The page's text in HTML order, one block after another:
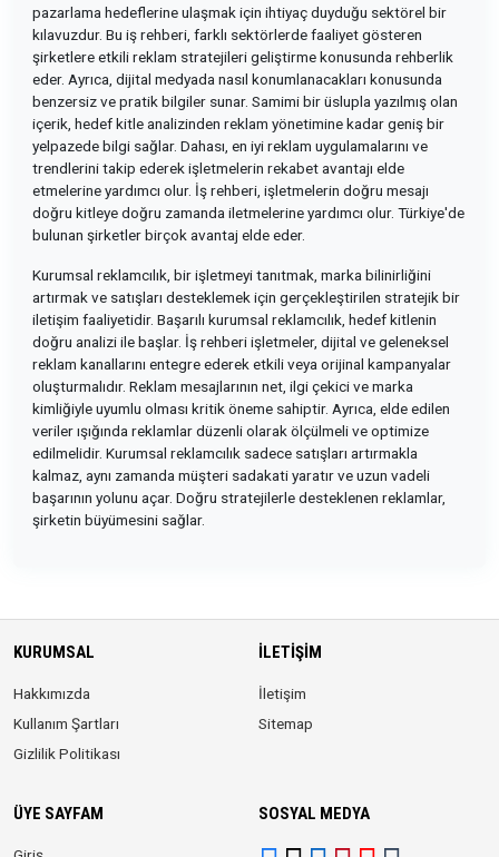
pazarlama hedeflerine ulaşmak için ihtiyaç duyduğu sektörel bir
kılavuzdur. Bu iş rehberi, farklı sektörlerde faaliyet gösteren
şirketlere etkili reklam stratejileri geliştirme konusunda rehberlik
eder. Ayrıca, dijital medyada nasıl konumlanacakları konusunda
benzersiz ve pratik bilgiler sunar. Samimi bir üslupla yazılmış olan
içerik, hedef kitle analizinden reklam yönetimine kadar geniş bir
yelpazede bilgi sağlar. Dahası, en iyi reklam uygulamalarını ve
trendlerini takip ederek işletmelerin rekabet avantajı elde
etmelerine yardımcı olur. İş rehberi, işletmelerin doğru mesajı
doğru kitleye doğru zamanda iletmelerine yardımcı olur. Türkiye'de
bulunan şirketler birçok avantaj elde eder.
Kurumsal reklamcılık, bir işletmeyi tanıtmak, marka bilinirliğini
artırmak ve satışları desteklemek için gerçekleştirilen stratejik bir
iletişim faaliyetidir. Başarılı kurumsal reklamcılık, hedef kitlenin
doğru analizi ile başlar. İş rehberi işletmeler, dijital ve geleneksel
reklam kanallarını entegre ederek etkili veya orijinal kampanyalar
oluşturmalıdır. Reklam mesajlarının net, ilgi çekici ve marka
kimliğiyle uyumlu olması kritik öneme sahiptir. Ayrıca, elde edilen
veriler ışığında reklamlar düzenli olarak ölçülmeli ve optimize
edilmelidir. Kurumsal reklamcılık sadece satışları artırmakla
kalmaz, aynı zamanda müşteri sadakati yaratır ve uzun vadeli
başarının yolunu açar. Doğru stratejilerle desteklenen reklamlar,
şirketin büyümesini sağlar.
KURUMSAL
Hakkımızda
Kullanım Şartları
Gizlilik Politikası
İLETIŞIM
İletişim
Sitemap
ÜYE SAYFAM SOSYAL MEDYA